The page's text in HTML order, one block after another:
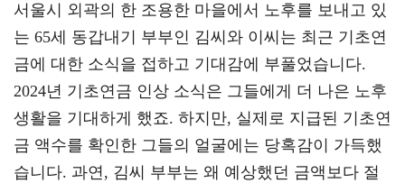
gr
a
m
tt
er
eb
oo
k
서울시 외곽의 한 조용한 마을에서 노후를 보내고 있
는 65세 동갑내기 부부인 김씨와 이씨는 최근 기초연
금에 대한 소식을 접하고 기대감에 부풀었습니다.
2024년 기초연금 인상 소식은 그들에게 더 나은 노후
생활을 기대하게 했죠. 하지만, 실제로 지급된 기초연
금 액수를 확인한 그들의 얼굴에는 당혹감이 가득했
습니다. 과연, 김씨 부부는 왜 예상했던 금액보다 절